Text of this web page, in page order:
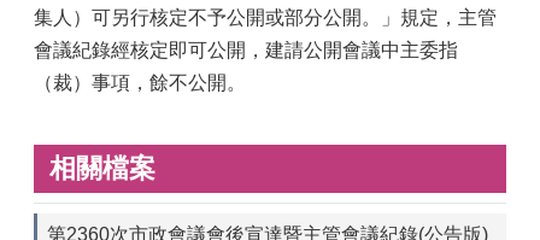
集人）可另行核定不予公開或部分公開。」規定，主管
會議紀錄經核定即可公開，建請公開會議中主委指
（裁）事項，餘不公開。
相關檔案
第2360次市政會議會後宣達暨主管會議紀錄(公告版)